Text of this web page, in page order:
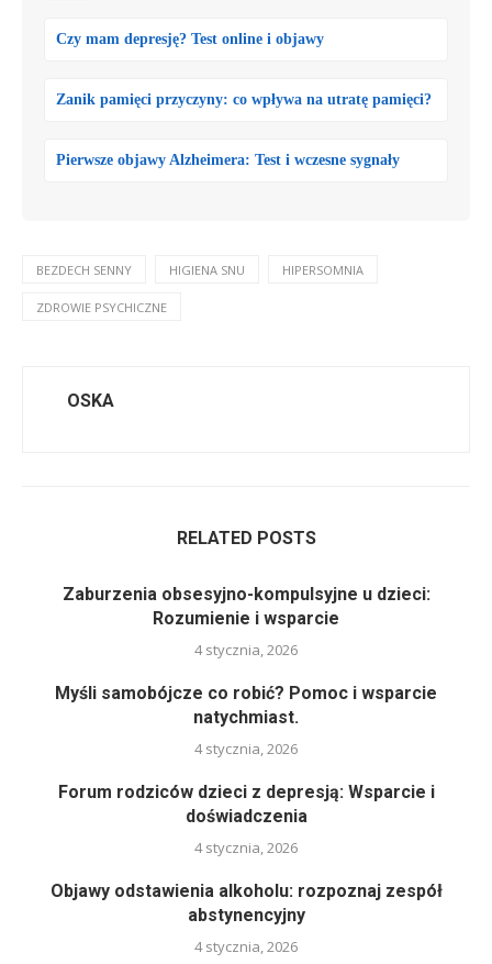
Czy mam depresję? Test online i objawy
Zanik pamięci przyczyny: co wpływa na utratę pamięci?
Pierwsze objawy Alzheimera: Test i wczesne sygnały
BEZDECH SENNY HIGIENA SNU HIPERSOMNIA
ZDROWIE PSYCHICZNE
OSKA
RELATED POSTS
Zaburzenia obsesyjno-kompulsyjne u dzieci:
Rozumienie i wsparcie
4 stycznia, 2026
Myśli samobójcze co robić? Pomoc i wsparcie
natychmiast.
4 stycznia, 2026
Forum rodziców dzieci z depresją: Wsparcie i
doświadczenia
4 stycznia, 2026
Objawy odstawienia alkoholu: rozpoznaj zespół
abstynencyjny
4 stycznia, 2026